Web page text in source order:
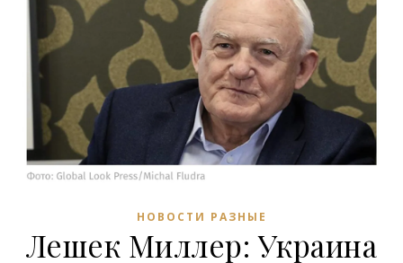
НОВОСТИ РАЗНЫЕ
Лешек Миллер: Украина